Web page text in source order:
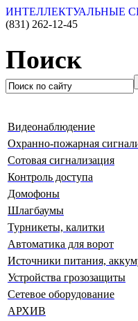
ИНТЕЛЛЕКТУАЛЬНЫЕ
(831) 262-12-45
Поиск
Видеонаблюдение
Охранно-пожарная
Сотовая сигнализация
Контроль доступа
Домофоны
Шлагбаумы
Турникеты, калитки
Автоматика для ворот
Источники питания,
Устройства грозозащиты
Сетевое оборудование
АРХИВ